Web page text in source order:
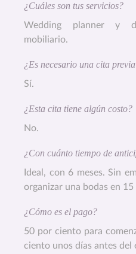
¿Cuáles son tus servicios?
Wedding planner y
mobiliario.
¿Es necesario una cita
Sí.
¿Esta cita tiene algún costo?
No.
¿Con cuánto tiempo de
Ideal, con 6 meses. Sin
organizar una bodas en 15
¿Cómo es el pago?
50 por ciento para
ciento unos días antes del